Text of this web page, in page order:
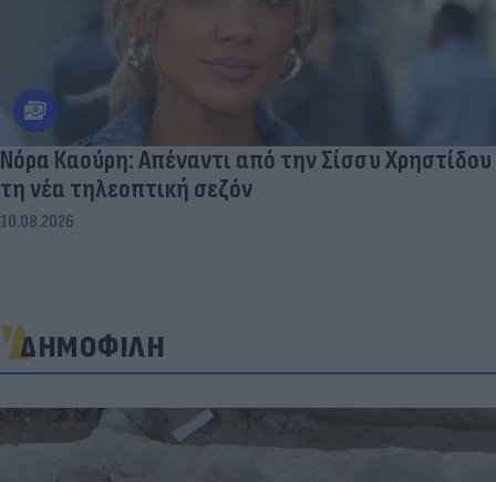
Νόρα Καούρη: Απέναντι από την Σίσσυ Χρηστίδου
τη νέα τηλεοπτική σεζόν
10.08.2026
ΔΗΜΟΦΙΛΗ